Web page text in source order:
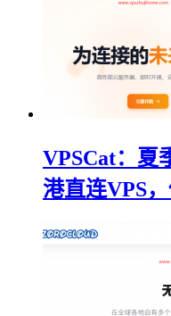
VPSCat：夏
港直连VPS